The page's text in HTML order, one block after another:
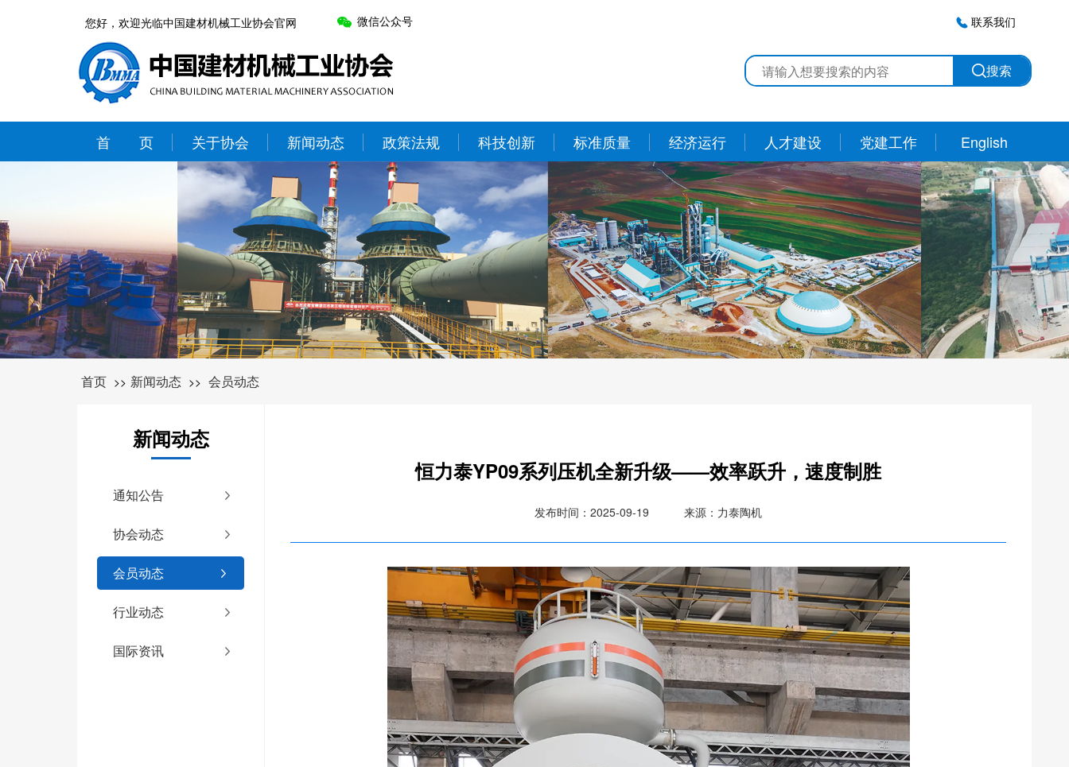
您好，欢迎光临中国建材机械工业协会官网 微信公众号 联系我们
搜索
首 页 关于协会 新闻动态 政策法规 科技创新 标准质量 经济运行 人才建设 党建工作 English
首页 >> 新闻动态 >> 会员动态
新闻动态
通知公告
协会动态
会员动态
行业动态
国际资讯
恒力泰YP09系列压机全新升级——效率跃升，速度制胜
发布时间：2025-09-19 来源：力泰陶机